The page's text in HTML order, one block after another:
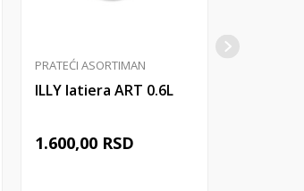
PRATEĆI ASORTIMAN
ILLY latiera ART 0.6L
1.600,00 RSD